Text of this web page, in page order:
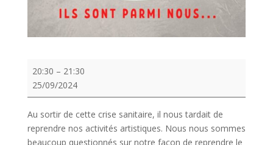
C'est
un
20:30 – 21:30
25/09/2024
Au sortir de cette crise sanitaire, il nous tardait de
reprendre nos activités artistiques. Nous nous sommes
beaucoup questionnés sur notre façon de reprendre le